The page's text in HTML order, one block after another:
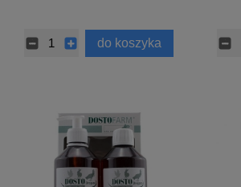
do koszyka